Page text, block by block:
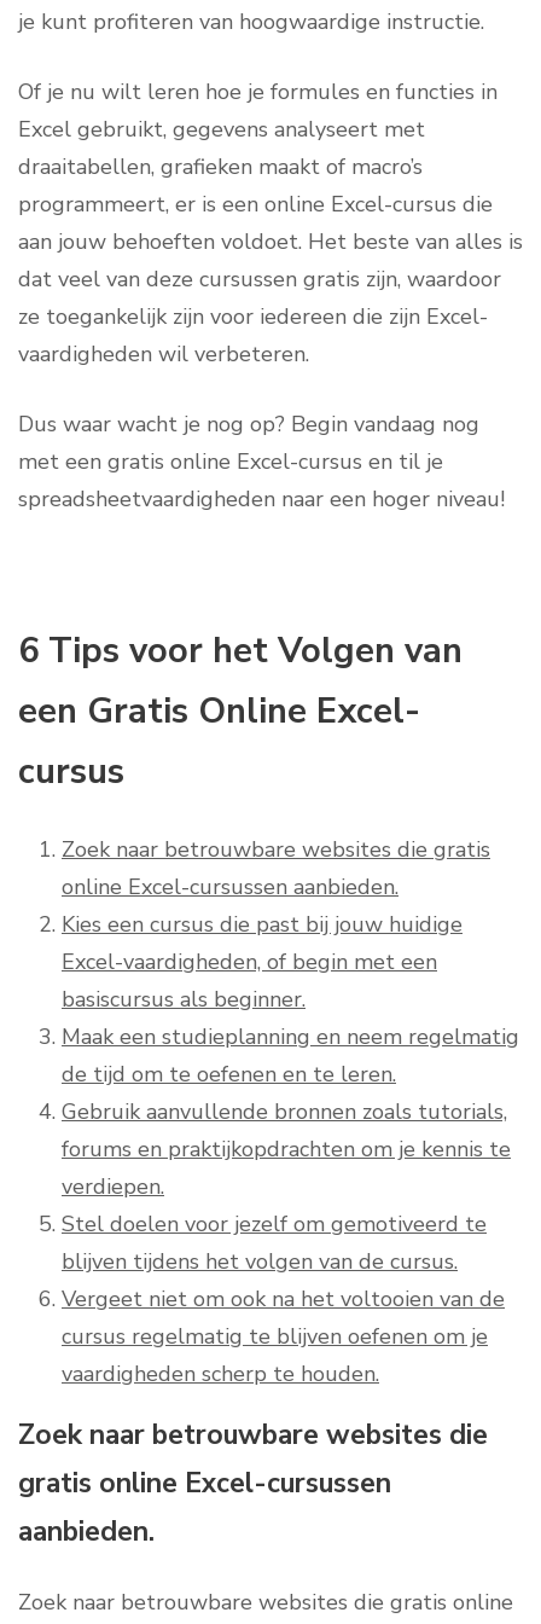
je kunt profiteren van hoogwaardige instructie.
Of je nu wilt leren hoe je formules en functies in
Excel gebruikt, gegevens analyseert met
draaitabellen, grafieken maakt of macro’s
programmeert, er is een online Excel-cursus die
aan jouw behoeften voldoet. Het beste van alles is
dat veel van deze cursussen gratis zijn, waardoor
ze toegankelijk zijn voor iedereen die zijn Excel-
vaardigheden wil verbeteren.
Dus waar wacht je nog op? Begin vandaag nog
met een gratis online Excel-cursus en til je
spreadsheetvaardigheden naar een hoger niveau!
6 Tips voor het Volgen van
een Gratis Online Excel-
cursus
Zoek naar betrouwbare websites die gratis
online Excel-cursussen aanbieden.
Kies een cursus die past bij jouw huidige
Excel-vaardigheden, of begin met een
basiscursus als beginner.
Maak een studieplanning en neem regelmatig
de tijd om te oefenen en te leren.
Gebruik aanvullende bronnen zoals tutorials,
forums en praktijkopdrachten om je kennis te
verdiepen.
Stel doelen voor jezelf om gemotiveerd te
blijven tijdens het volgen van de cursus.
Vergeet niet om ook na het voltooien van de
cursus regelmatig te blijven oefenen om je
vaardigheden scherp te houden.
Zoek naar betrouwbare websites die
gratis online Excel-cursussen
aanbieden.
Zoek naar betrouwbare websites die gratis online